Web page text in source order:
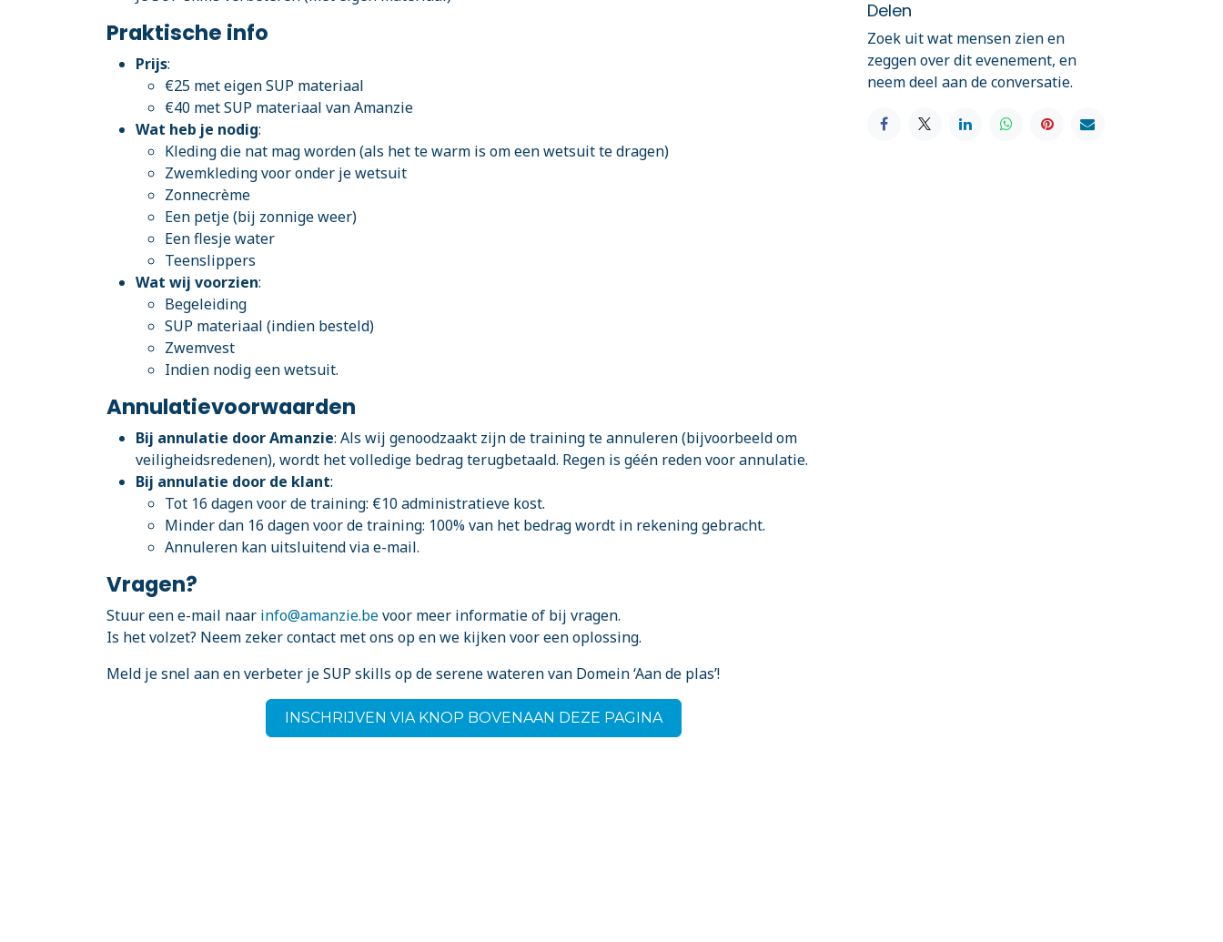
Praktische info
Prijs:
€25 met eigen SUP materiaal
€40 met SUP materiaal van Amanzie
Wat heb je nodig:
Kleding die nat mag worden (als het te warm is om een wetsuit te dragen)
Zwemkleding voor onder je wetsuit
Zonnecrème
Een petje (bij zonnige weer)
Een flesje water
Teenslippers
Wat wij voorzien:
Begeleiding
SUP materiaal (indien besteld)
Zwemvest
Indien nodig een wetsuit.
Annulatievoorwaarden
Bij annulatie door Amanzie: Als wij genoodzaakt zijn de training te annuleren (bijvoorbeeld om
veiligheidsredenen), wordt het volledige bedrag terugbetaald. Regen is géén reden voor annulatie.
Bij annulatie door de klant:
Tot 16 dagen voor de training: €10 administratieve kost.
Minder dan 16 dagen voor de training: 100% van het bedrag wordt in rekening gebracht.
Annuleren kan uitsluitend via e-mail.
Vragen?
Stuur een e-mail naar info@amanzie.bevoor meer informatie of bij vragen.
Is het volzet? Neem zeker contact met ons op en we kijken voor een oplossing.
Meld je snel aan en verbeter je SUP skills op de serene wateren van Domein ‘Aan de plas’!
INSCHRIJVEN VIA KNOP BOVENAAN DEZE PAGINA
Delen
Zoek uit wat mensen zien en
zeggen over dit evenement, en
neem deel aan de conversatie.